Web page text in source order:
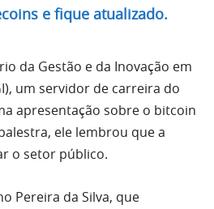
e fique atualizado.
da Gestão e da Inovação em
um servidor de carreira do
apresentação sobre o bitcoin
ele lembrou que a
o setor público.
Pereira da Silva, que